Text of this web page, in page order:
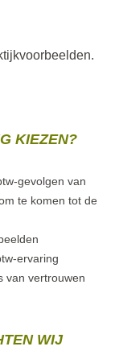
KIEZEN?
gevolgen van
te komen tot de
ervaring
van vertrouwen
WIJ